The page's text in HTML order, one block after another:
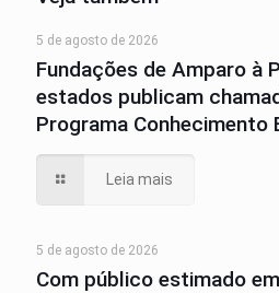
5 de agosto de 2026
Fundações de Amparo à
estados publicam
Programa Conhecimento
Leia mais
5 de agosto de 2026
Com público estimado